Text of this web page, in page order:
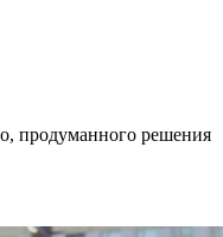
продуманного решения